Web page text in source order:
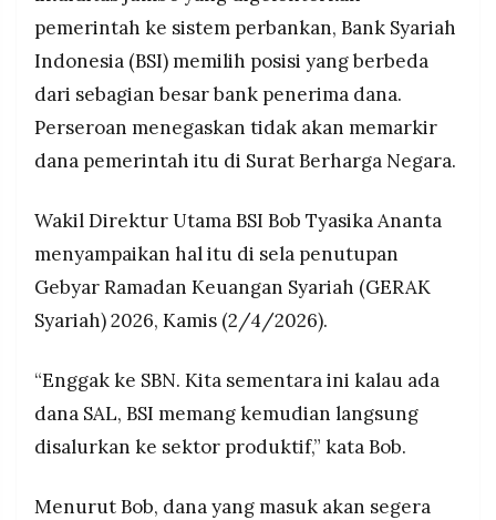
©
PRAMUDITA
©
Resolusi.co
PT.
RESOLUSI
PRAMUDITA
Surat Berharga Negara.
Sikap BSI berbeda dari tujuan Menkeu Purbaya
yang menggelontorkan dana tersebut untuk
mendorong perbankan menyerap SBN demi
menekan kenaikan yield obligasi negara yang
mulai merangkak naik.
Kebijakan ini berbeda dari penempatan pertama
memang secara tegas melarang bank
menggunakan dana untuk membeli SBN dan
fokus ke sektor riil.
pemerintah ke sistem perbankan, Bank Syariah
Indonesia (BSI) memilih posisi yang berbeda
dari sebagian besar bank penerima dana.
Perseroan menegaskan tidak akan memarkir
dana pemerintah itu di Surat Berharga Negara.
Wakil Direktur Utama BSI Bob Tyasika Ananta
menyampaikan hal itu di sela penutupan
Gebyar Ramadan Keuangan Syariah (GERAK
Syariah) 2026, Kamis (2/4/2026).
“Enggak ke SBN. Kita sementara ini kalau ada
dana SAL, BSI memang kemudian langsung
disalurkan ke sektor produktif,” kata Bob.
Menurut Bob, dana yang masuk akan segera